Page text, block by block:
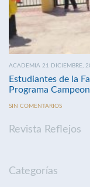
ACADEMIA 21 DICIEMBRE,
Estudiantes de la
Programa
SIN COMENTARIOS
Revista Reflejos
Categorías